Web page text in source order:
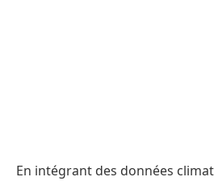
En intégrant des données